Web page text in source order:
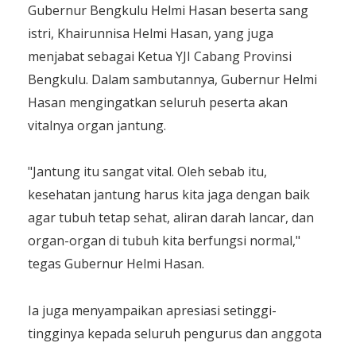
Gubernur Bengkulu Helmi Hasan beserta sang
istri, Khairunnisa Helmi Hasan, yang juga
menjabat sebagai Ketua YJI Cabang Provinsi
Bengkulu. Dalam sambutannya, Gubernur Helmi
Hasan mengingatkan seluruh peserta akan
vitalnya organ jantung.
"Jantung itu sangat vital. Oleh sebab itu,
kesehatan jantung harus kita jaga dengan baik
agar tubuh tetap sehat, aliran darah lancar, dan
organ-organ di tubuh kita berfungsi normal,"
tegas Gubernur Helmi Hasan.
Ia juga menyampaikan apresiasi setinggi-
tingginya kepada seluruh pengurus dan anggota